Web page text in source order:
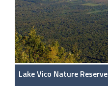
Lake Vico Nature Reserve